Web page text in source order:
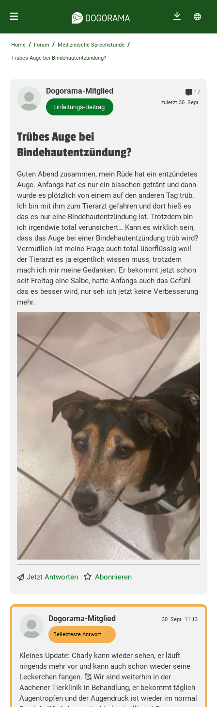
Home / Forum / Medizinische Sprechstunde /
Trübes Auge bei Bindehautentzündung?
Dogorama-Mitglied
Einleitungs-Beitrag
17
zuletzt 30. Sept.
Trübes Auge bei
Bindehautentzündung?
Guten Abend zusammen, mein Rüde hat ein entzündetes
Auge. Anfangs hat es nur ein bisschen getränt und dann
wurde es plötzlich von einem auf den anderen Tag trüb.
Ich bin mit ihm zum Tierarzt gefahren und dort hieß es
das es nur eine Bindehautentzündung ist. Trotzdem bin
ich irgendwie total verunsichert… Kann es wirklich sein,
dass das Auge bei einer Bindehautentzündung trüb wird?
Vermutlich ist meine Frage auch total überflüssig weil
der Tierarzt es ja eigentlich wissen muss, trotzdem
mach ich mir meine Gedanken. Er bekommt jetzt schon
seit Freitag eine Salbe, hatte Anfangs auch das Gefühl
das es besser wird, nur seh ich jetzt keine Verbesserung
mehr.
Jetzt Antworten Abonnieren
Dogorama-Mitglied
Beliebteste Antwort
30. Sept. 11:13
Kleines Update: Charly kann wieder sehen, er läuft
nirgends mehr vor und kann auch schon wieder seine
Leckerchen fangen. 🥰 Wir sind weiterhin in der
Aachener Tierklinik in Behandlung, er bekommt täglich
Augentropfen und der Augendruck ist wieder im normal